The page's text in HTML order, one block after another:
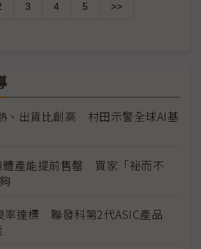
3 4 5 >>
、出貨比創高 村田示警全球AI基
體產能提前售罄 買家「祕而不
率達標 聯發科第2代ASIC產品